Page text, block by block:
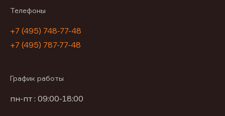
Телефоны
+7 (495) 748-77-48
+7 (495) 787-77-48
График работы
пн-пт : 09:00-18:00